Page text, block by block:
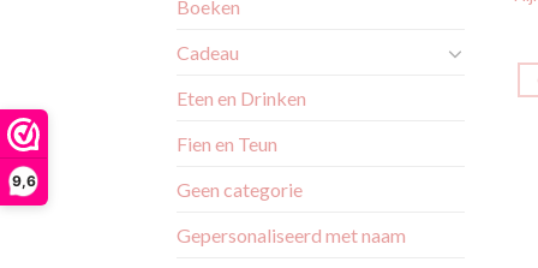
9,6
Boeken
Cadeau
Eten en Drinken
Fien en Teun
Geen categorie
Gepersonaliseerd met naam